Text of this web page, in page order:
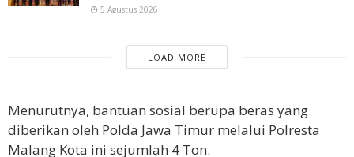
5 Agustus 2026
LOAD MORE
Menurutnya, bantuan sosial berupa beras yang
diberikan oleh Polda Jawa Timur melalui Polresta
Malang Kota ini sejumlah 4 Ton.